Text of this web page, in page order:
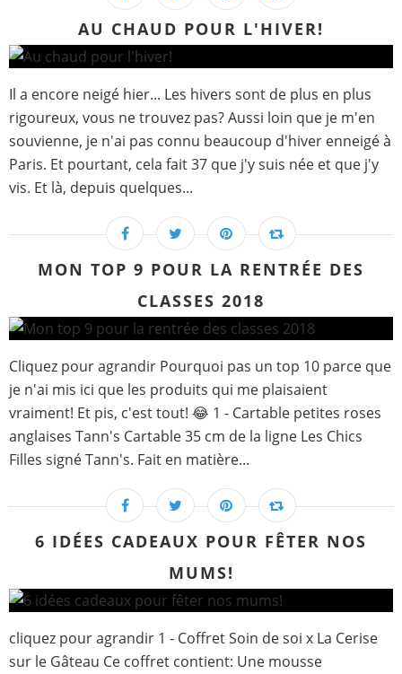
AU CHAUD POUR L'HIVER!
Il a encore neigé hier... Les hivers sont de plus en plus
rigoureux, vous ne trouvez pas? Aussi loin que je m'en
souvienne, je n'ai pas connu beaucoup d'hiver enneigé à
Paris. Et pourtant, cela fait 37 que j'y suis née et que j'y
vis. Et là, depuis quelques...
MON TOP 9 POUR LA RENTRÉE DES
CLASSES 2018
Cliquez pour agrandir Pourquoi pas un top 10 parce que
je n'ai mis ici que les produits qui me plaisaient
vraiment! Et pis, c'est tout! 😂 1 - Cartable petites roses
anglaises Tann's Cartable 35 cm de la ligne Les Chics
Filles signé Tann's. Fait en matière...
6 IDÉES CADEAUX POUR FÊTER NOS
MUMS!
cliquez pour agrandir 1 - Coffret Soin de soi x La Cerise
sur le Gâteau Ce coffret contient: Une mousse